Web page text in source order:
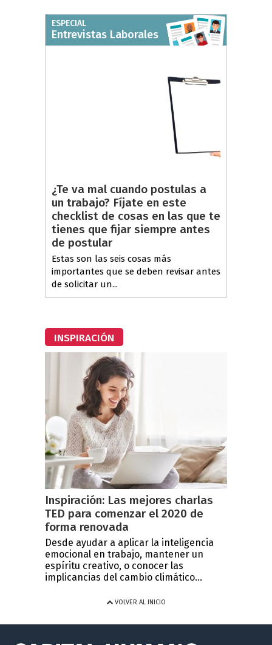
ESPECIAL
Entrevistas Laborales
¿Te va mal cuando postulas a
un trabajo? Fíjate en este
checklist de cosas en las que te
tienes que fijar siempre antes
de postular
Estas son las seis cosas más
importantes que se deben revisar antes
de solicitar un...
INSPIRACIÓN
Inspiración: Las mejores charlas
TED para comenzar el 2020 de
forma renovada
Desde ayudar a aplicar la inteligencia
emocional en trabajo, mantener un
espíritu creativo, o conocer las
implicancias del cambio climático...
VOLVER AL INICIO